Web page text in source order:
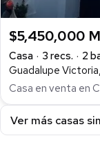
$5,450,000
Casa
3 recs. 2
Guadalupe
Casa en venta en
Ver más casas